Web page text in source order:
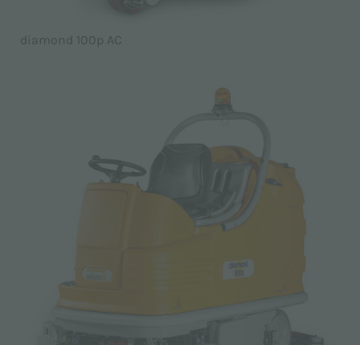
diamond 100p AC